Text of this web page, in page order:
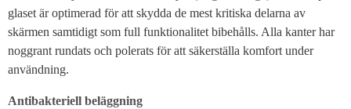
glaset är optimerad för att skydda de mest kritiska delarna av
skärmen samtidigt som full funktionalitet bibehålls. Alla kanter har
noggrant rundats och polerats för att säkerställa komfort under
användning.
Antibakteriell beläggning